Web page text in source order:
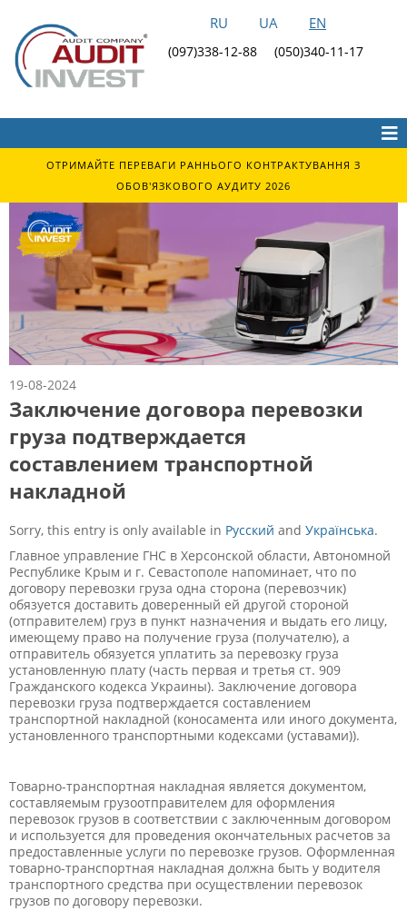
RU UA EN
(097)338-12-88 (050)340-11-17
ОТРИМАЙТЕ ПЕРЕВАГИ РАННЬОГО КОНТРАКТУВАННЯ З
ОБОВ'ЯЗКОВОГО АУДИТУ 2026
19-08-2024
Заключение договора перевозки
груза подтверждается
составлением транспортной
накладной
Sorry, this entry is only available in Русский and Українська.
Главное управление ГНС в Херсонской области, Автономной
Республике Крым и г. Севастополе напоминает, что по
договору перевозки груза одна сторона (перевозчик)
обязуется доставить доверенный ей другой стороной
(отправителем) груз в пункт назначения и выдать его лицу,
имеющему право на получение груза (получателю), а
отправитель обязуется уплатить за перевозку груза
установленную плату (часть первая и третья ст. 909
Гражданского кодекса Украины). Заключение договора
перевозки груза подтверждается составлением
транспортной накладной (коносамента или иного документа,
установленного транспортными кодексами (уставами)).
Товарно-транспортная накладная является документом,
составляемым грузоотправителем для оформления
перевозок грузов в соответствии с заключенным договором
и используется для проведения окончательных расчетов за
предоставленные услуги по перевозке грузов. Оформленная
товарно-транспортная накладная должна быть у водителя
транспортного средства при осуществлении перевозок
грузов по договору перевозки.